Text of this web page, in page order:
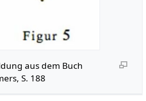
aus dem Buch
S. 188